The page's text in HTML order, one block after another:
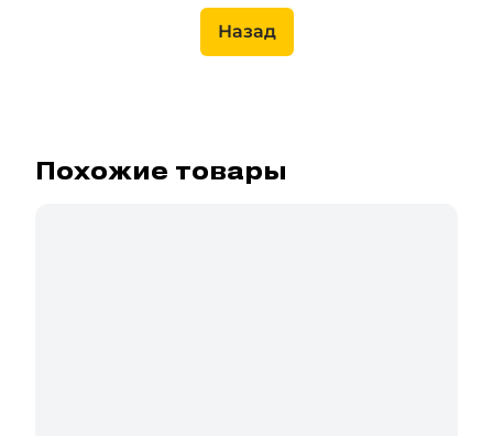
Назад
Похожие товары